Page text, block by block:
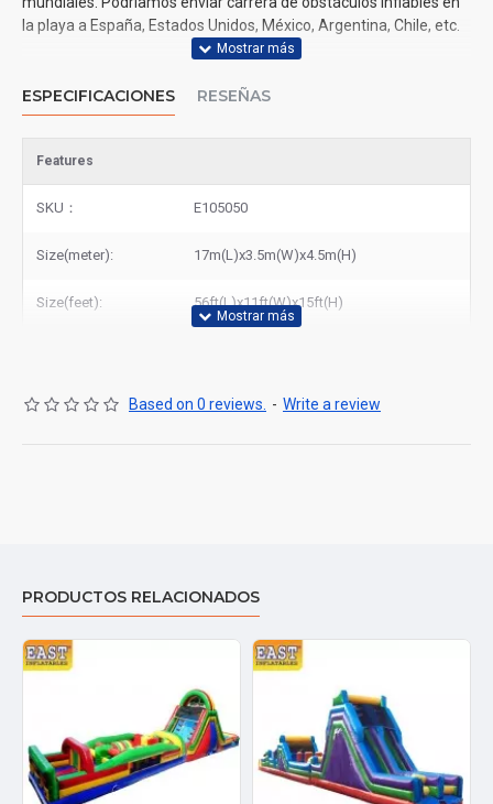
la playa a España, Estados Unidos, México, Argentina, Chile, etc.
ESPECIFICACIONES RESEÑAS
Features
SKU： E105050
Size(meter): 17m(L)x3.5m(W)x4.5m(H)
Size(feet): 56ft(L)x11ft(W)x15ft(H)
Based on 0 reviews. - Write a review
PRODUCTOS RELACIONADOS